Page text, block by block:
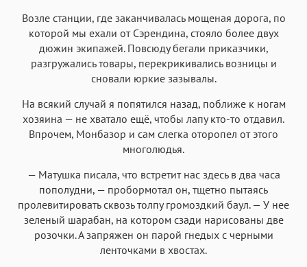
Возле станции, где заканчивалась мощеная дорога, по
которой мы ехали от Сэрендина, стояло более двух
дюжин экипажей. Повсюду бегали приказчики,
разгружались товары, перекрикивались возницы и
сновали юркие зазывалы.
На всякий случай я попятился назад, поближе к ногам
хозяина — не хватало ещё, чтобы лапу кто-то отдавил.
Впрочем, Монбазор и сам слегка оторопел от этого
многолюдья.
— Матушка писала, что встретит нас здесь в два часа
пополудни, — пробормотал он, тщетно пытаясь
пролевитировать сквозь толпу громоздкий баул. — У нее
зеленый шарабан, на котором сзади нарисованы две
розочки. А запряжен он парой гнедых с черными
ленточками в хвостах.